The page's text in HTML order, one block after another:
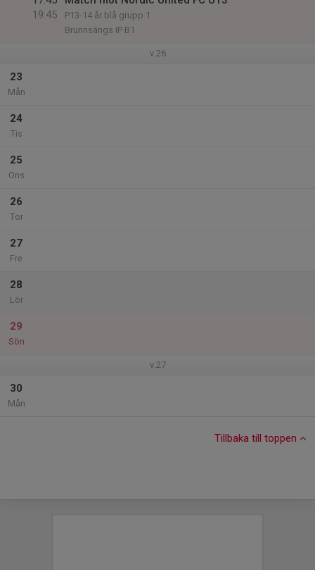
19:45
P13-14 år blå grupp 1
Brunnsängs IP B1
v.26
23
Mån
24
Tis
25
Ons
26
Tor
27
Fre
28
Lör
29
Sön
v.27
30
Mån
Tillbaka till toppen